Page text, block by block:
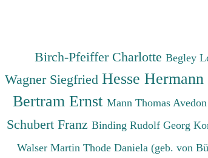
Birch-Pfeiffer CharlotteBegley
Wagner Siegfried Hesse Hermann
Bertram Ernst Mann Thomas
Schubert Franz Binding Rudolf Georg
Walser Martin Thode Daniela (geb. von